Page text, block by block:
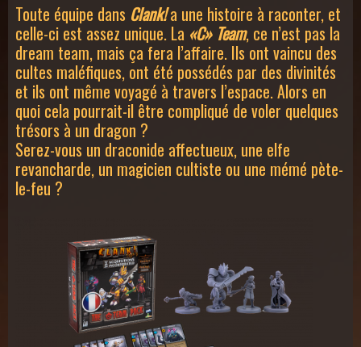
Toute équipe dans Clank!a une histoire à raconter, et
celle-ci est assez unique. La «C» Team, ce n’est pas la
dream team, mais ça fera l’affaire. Ils ont vaincu des
cultes maléfiques, ont été possédés par des divinités
et ils ont même voyagé à travers l’espace. Alors en
quoi cela pourrait-il être compliqué de voler quelques
trésors à un dragon ?
Serez-vous un draconide affectueux, une elfe
revancharde, un magicien cultiste ou une mémé pète-
le-feu ?